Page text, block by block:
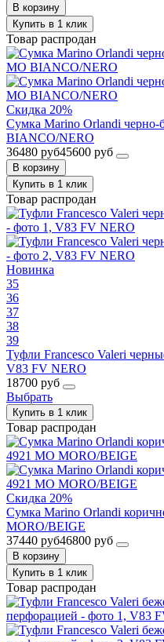
В корзину
Купить в 1 клик
Товар распродан
Скидка 20%
Сумка Marino Orlandi черно-
BIANCO/NERO
36480 руб45600 руб
В корзину
Купить в 1 клик
Товар распродан
Новинка
35
36
37
38
39
Туфли Francesco Valeri
V83 FV NERO
18700 руб
Выбрать
Купить в 1 клик
Товар распродан
Скидка 20%
Сумка Marino Orlandi
MORO/BEIGE
37440 руб46800 руб
В корзину
Купить в 1 клик
Товар распродан